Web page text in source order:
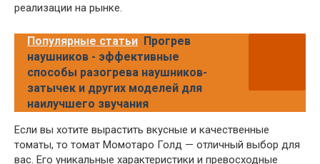
реализации на рынке.
Популярные статьи Прогрев
наушников - эффективные
способы разогрева наушников-
затычек и других моделей для
наилучшего звучания
Если вы хотите вырастить вкусные и качественные
томаты, то томат Момотаро Голд — отличный выбор для
вас. Его уникальные характеристики и превосходные